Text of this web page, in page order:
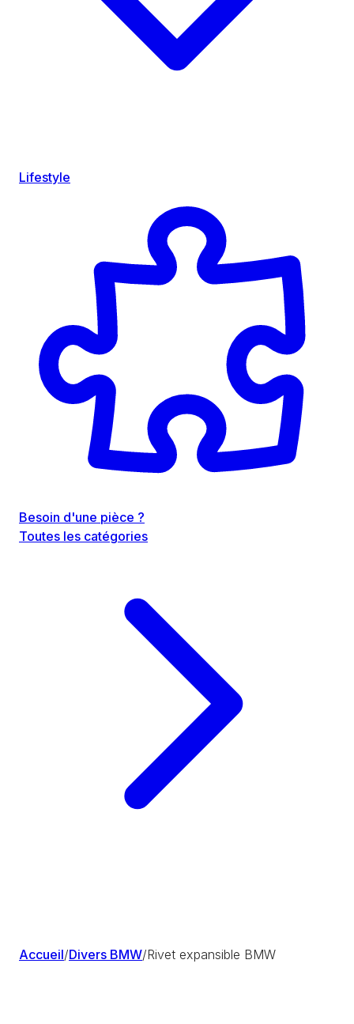
Lifestyle
Besoin d'une pièce ?
Toutes les catégories
Accueil/Divers BMW/Rivet expansible BMW